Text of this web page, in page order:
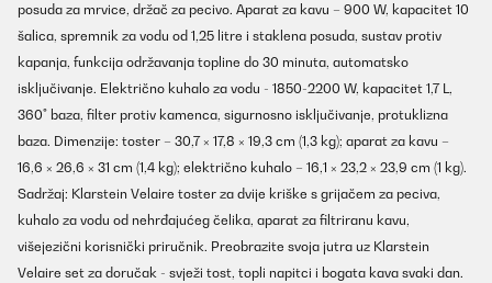
posuda za mrvice, držač za pecivo. Aparat za kavu – 900 W, kapacitet 10
šalica, spremnik za vodu od 1,25 litre i staklena posuda, sustav protiv
kapanja, funkcija održavanja topline do 30 minuta, automatsko
isključivanje. Električno kuhalo za vodu - 1850-2200 W, kapacitet 1,7 L,
360° baza, filter protiv kamenca, sigurnosno isključivanje, protuklizna
baza. Dimenzije: toster – 30,7 × 17,8 × 19,3 cm (1,3 kg); aparat za kavu –
16,6 × 26,6 × 31 cm (1,4 kg); električno kuhalo – 16,1 × 23,2 × 23,9 cm (1 kg).
Sadržaj: Klarstein Velaire toster za dvije kriške s grijačem za peciva,
kuhalo za vodu od nehrđajućeg čelika, aparat za filtriranu kavu,
višejezični korisnički priručnik. Preobrazite svoja jutra uz Klarstein
Velaire set za doručak - svježi tost, topli napitci i bogata kava svaki dan.